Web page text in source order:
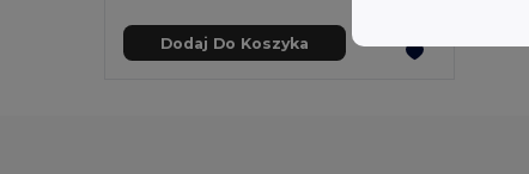
Dodaj Do Koszyka